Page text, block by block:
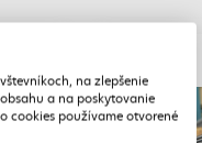
na zlepšenie
a na poskytovanie
cookies používame otvorené